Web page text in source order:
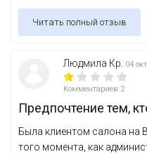
Читать полный отзыв
Людмила Кр. 04
Комментариев: 2
Предпочтение тем,
Была клиентом салона на
того момента, как